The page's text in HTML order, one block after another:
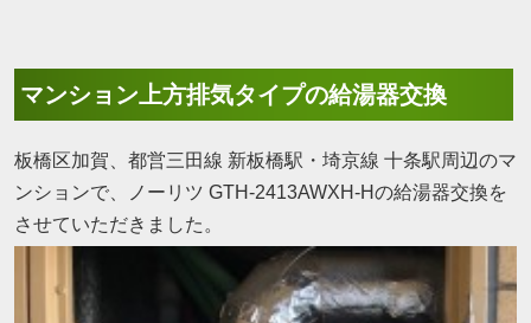
マンション上方排気タイプの給湯器交換
板橋区加賀、都営三田線 新板橋駅・埼京線 十条駅周辺のマ
ンションで、ノーリツ GTH-2413AWXH-Hの給湯器交換を
させていただきました。